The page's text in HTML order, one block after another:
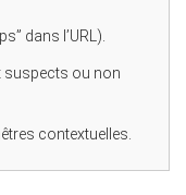
dans l’URL).
suspects ou non
contextuelles.